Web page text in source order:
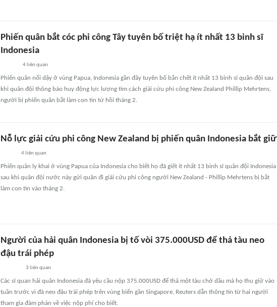
Phiến quân bắt cóc phi công Tây tuyên bố triệt hạ ít nhất 13 binh sĩ
Indonesia
4 liên quan
Phiến quân nổi dậy ở vùng Papua, Indonesia gần đây tuyên bố bắn chết ít nhất 13 binh sĩ quân đội sau
khi quân đội thông báo huy động lực lượng tìm cách giải cứu phi công New Zealand Phillip Mehrtens,
người bị phiến quân bắt làm con tin từ hồi tháng 2.
Nỗ lực giải cứu phi công New Zealand bị phiến quân Indonesia bắt giữ
4 liên quan
Phiến quân ly khai ở vùng Papua của Indonesia cho biết họ đã giết ít nhất 13 binh sĩ quân đội Indonesia
sau khi quân đội nước này gửi quân đi giải cứu phi công người New Zealand - Phillip Mehrtens bị bắt
làm con tin vào tháng 2.
Người của hải quân Indonesia bị tố vòi 375.000USD để thả tàu neo
đậu trái phép
3 liên quan
Các sĩ quan hải quân Indonesia đã yêu cầu nộp 375.000USD để thả một tàu chở dầu mà họ thu giữ vào
tuần trước vì đã neo đậu trái phép trên vùng biển gần Singapore, Reuters dẫn thông tin từ hai người
tham gia đàm phán về việc nộp phí cho biết.